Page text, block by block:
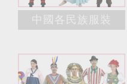
中國各民族服裝